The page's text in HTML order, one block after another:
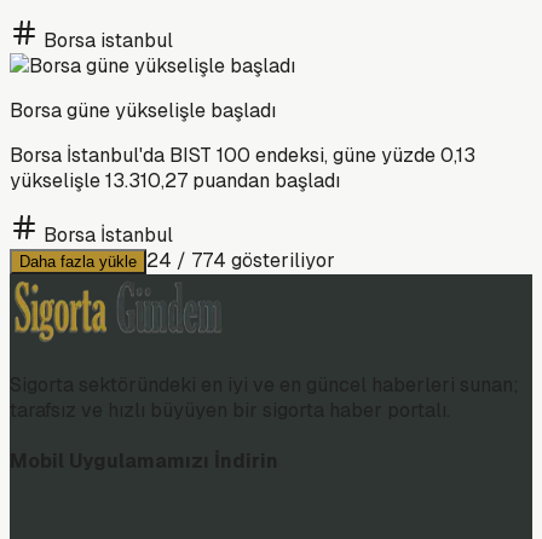
Borsa istanbul
Borsa güne yükselişle başladı
Borsa İstanbul'da BIST 100 endeksi, güne yüzde 0,13
yükselişle 13.310,27 puandan başladı
Borsa İstanbul
Daha fazla yükle 24 / 774 gösteriliyor